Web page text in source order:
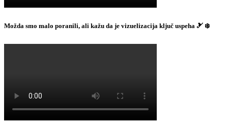
Možda smo malo poranili, ali kažu da je vizuelizacija ključ uspeha 🎿 ❄️